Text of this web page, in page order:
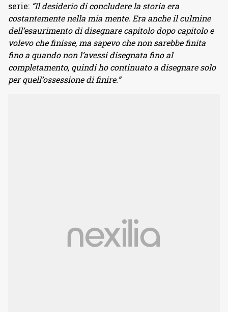
serie: “Il desiderio di concludere la storia era
costantemente nella mia mente. Era anche il culmine
dell’esaurimento di disegnare capitolo dopo capitolo e
volevo che finisse, ma sapevo che non sarebbe finita
fino a quando non l’avessi disegnata fino al
completamento, quindi ho continuato a disegnare solo
per quell’ossessione di finire.”